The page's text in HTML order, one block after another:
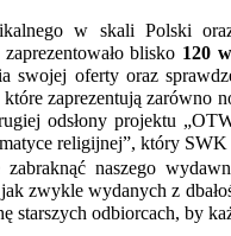
w skali Polski
blisko 120
swojej oferty oraz
zaprezentują zarówno
odsłony projektu
religijnej”, który
naszego
zwykle wydanych z
starszych odbiorcach, by